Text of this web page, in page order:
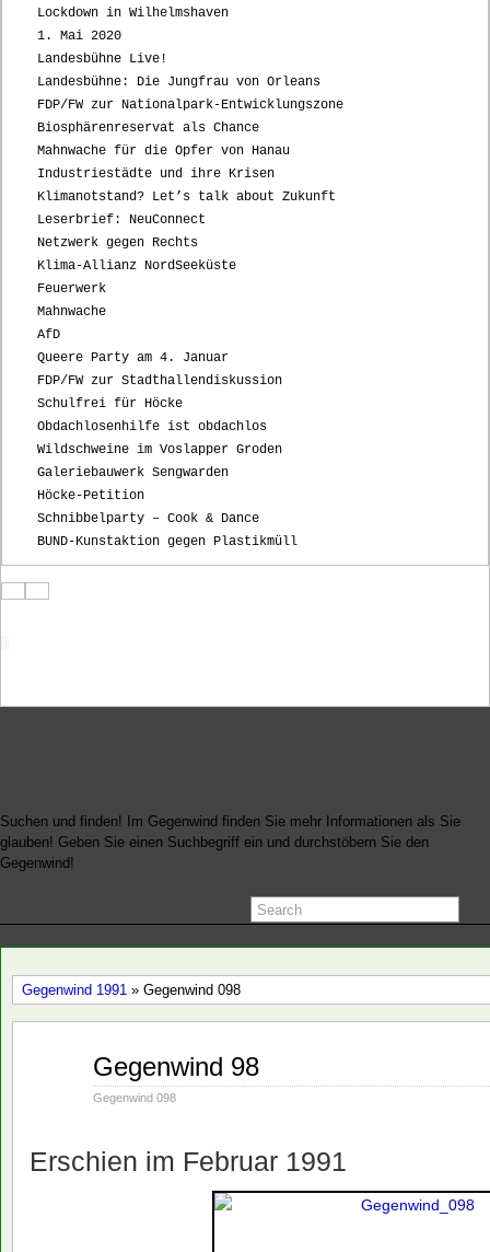
Lockdown in Wilhelmshaven
1. Mai 2020
Landesbühne Live!
Landesbühne: Die Jungfrau von Orleans
FDP/FW zur Nationalpark-Entwicklungszone
Biosphärenreservat als Chance
Mahnwache für die Opfer von Hanau
Industriestädte und ihre Krisen
Klimanotstand? Let’s talk about Zukunft
Leserbrief: NeuConnect
Netzwerk gegen Rechts
Klima-Allianz NordSeeküste
Feuerwerk
Mahnwache
AfD
Queere Party am 4. Januar
FDP/FW zur Stadthallendiskussion
Schulfrei für Höcke
Obdachlosenhilfe ist obdachlos
Wildschweine im Voslapper Groden
Galeriebauwerk Sengwarden
Höcke-Petition
Schnibbelparty – Cook & Dance
BUND-Kunstaktion gegen Plastikmüll
Suchen und finden! Im Gegenwind finden Sie mehr Informationen als Sie
glauben! Geben Sie einen Suchbegriff ein und durchstöbern Sie den
Gegenwind!
Gegenwind 1991 » Gegenwind 098
Gegenwind 98
Gegenwind 098
Erschien im Februar 1991